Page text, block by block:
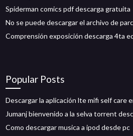
Spiderman comics pdf descarga gratuita
No se puede descargar el archivo de
Comprensión exposición descarga 4ta
Popular Posts
Descargar la aplicación lte mifi self care
Jumanj bienvenido a la selva torrent
Como descargar musica a ipod desde pc